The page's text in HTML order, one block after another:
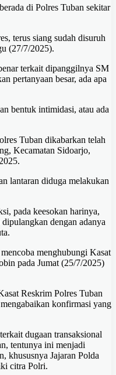
di Polres Tuban sekitar
terus siang sudah disuruh
(27/7/2025).
terkait dipanggilnya SM
pertanyaan besar, ada apa
bentuk intimidasi, atau ada
Tuban dikabarkan telah
Kecamatan Sidoarjo,
lantaran diduga melakukan
pada keesokan harinya,
dengan adanya
menghubungi Kasat
pada Jumat (25/7/2025)
Reskrim Polres Tuban
konfirmasi yang
dugaan transaksional
tentunya ini menjadi
khususnya Jajaran Polda
citra Polri.